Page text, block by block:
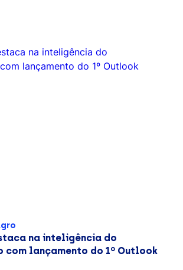
na inteligência do
com lançamento do 1º Outlook